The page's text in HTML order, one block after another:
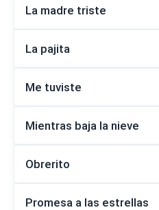
La madre triste
La pajita
Me tuviste
Mientras baja la nieve
Obrerito
Promesa a las estrellas